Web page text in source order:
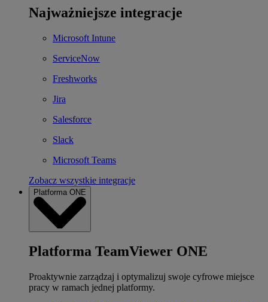
Najważniejsze integracje
Microsoft Intune
ServiceNow
Freshworks
Jira
Salesforce
Slack
Microsoft Teams
Zobacz wszystkie integracje
Platforma ONE
Platforma TeamViewer ONE
Proaktywnie zarządzaj i optymalizuj swoje cyfrowe miejsce
pracy w ramach jednej platformy.